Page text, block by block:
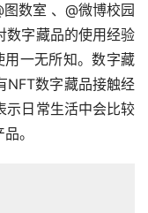
数室 、@微博校园
数字藏品的使用经验
一无所知。数字藏
NFT数字藏品接触经
示日常生活中会比较
。